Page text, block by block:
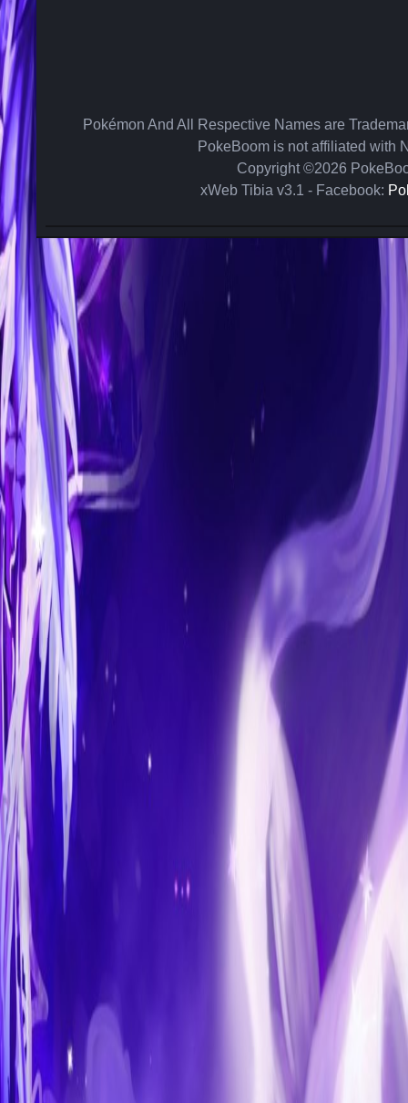
Pokémon And All Respective Names are
PokeBoom is not affiliated with
Copyright ©2026
xWeb Tibia v3.1 - Facebook: